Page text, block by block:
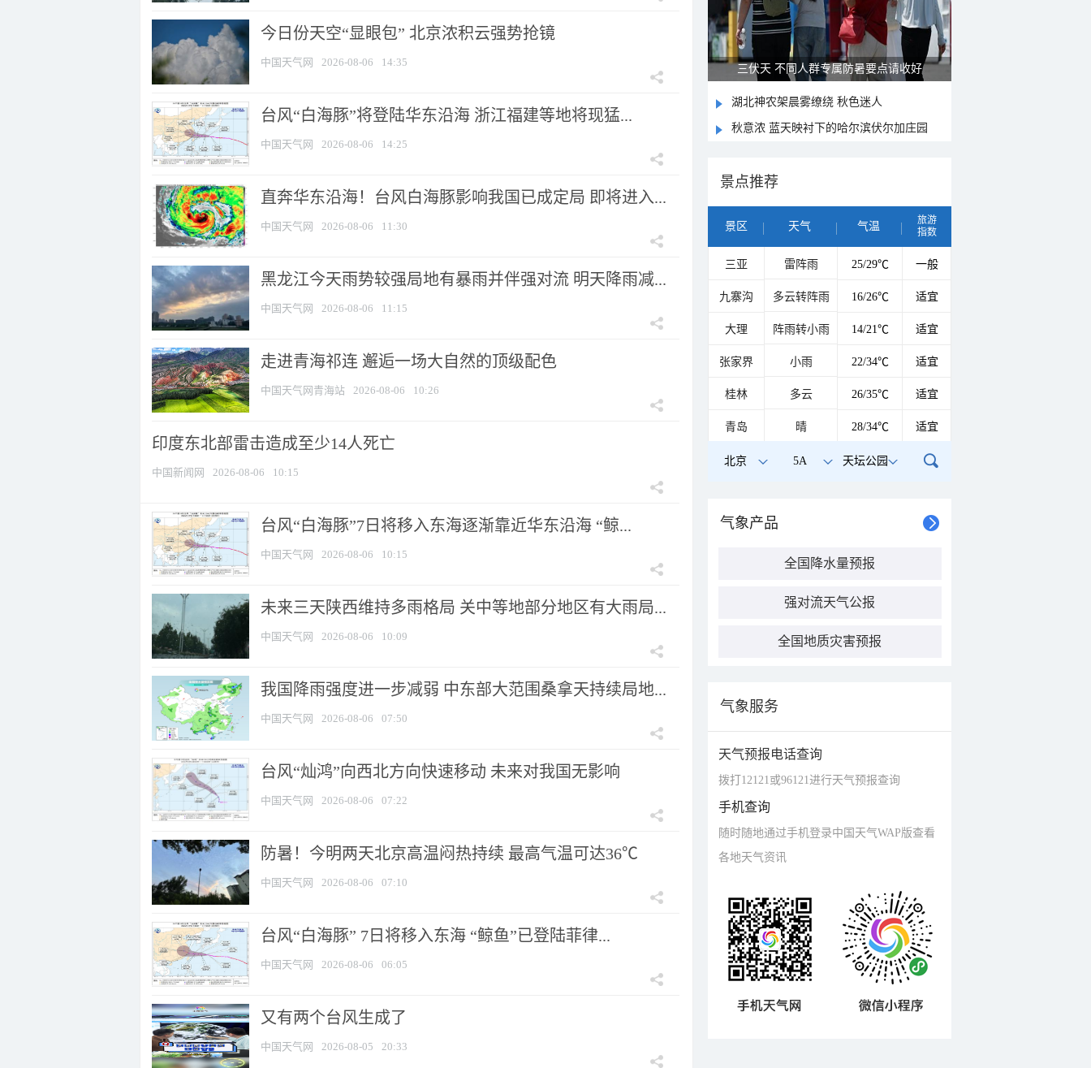
今日份天空“显眼包” 北京浓积云强势抢镜
中国天气网 2026-08-06 14:35
台风“白海豚”将登陆华东沿海 浙江福建等地将现猛...
中国天气网 2026-08-06 14:25
直奔华东沿海！台风白海豚影响我国已成定局 即将进入...
中国天气网 2026-08-06 11:30
黑龙江今天雨势较强局地有暴雨并伴强对流 明天降雨减...
中国天气网 2026-08-06 11:15
走进青海祁连 邂逅一场大自然的顶级配色
中国天气网青海站 2026-08-06 10:26
印度东北部雷击造成至少14人死亡
中国新闻网 2026-08-06 10:15
台风“白海豚”7日将移入东海逐渐靠近华东沿海 “鲸...
中国天气网 2026-08-06 10:15
未来三天陕西维持多雨格局 关中等地部分地区有大雨局...
中国天气网 2026-08-06 10:09
我国降雨强度进一步减弱 中东部大范围桑拿天持续局地...
中国天气网 2026-08-06 07:50
台风“灿鸿”向西北方向快速移动 未来对我国无影响
中国天气网 2026-08-06 07:22
防暑！今明两天北京高温闷热持续 最高气温可达36℃
中国天气网 2026-08-06 07:10
台风“白海豚” 7日将移入东海 “鲸鱼”已登陆菲律...
中国天气网 2026-08-06 06:05
又有两个台风生成了
中国天气网 2026-08-05 20:33
雨后峨眉沟壑尽显 金顶显真容
湖北神农架晨雾缭绕 秋色迷人
秋意浓 蓝天映衬下的哈尔滨伏尔加庄园
景点推荐
景区 天气 气温
旅游
指数
三亚 雷阵雨 25/29℃ 一般
九寨沟 多云转阵雨 16/26℃ 适宜
大理 阵雨转小雨 14/21℃ 适宜
张家界 小雨 22/34℃ 适宜
桂林 多云 26/35℃ 适宜
青岛 晴 28/34℃ 适宜
北京 5A 天坛公园
气象产品
全国降水量预报
强对流天气公报
全国地质灾害预报
气象服务
天气预报电话查询
拨打12121或96121进行天气预报查询
手机查询
随时随地通过手机登录中国天气WAP版查看
各地天气资讯